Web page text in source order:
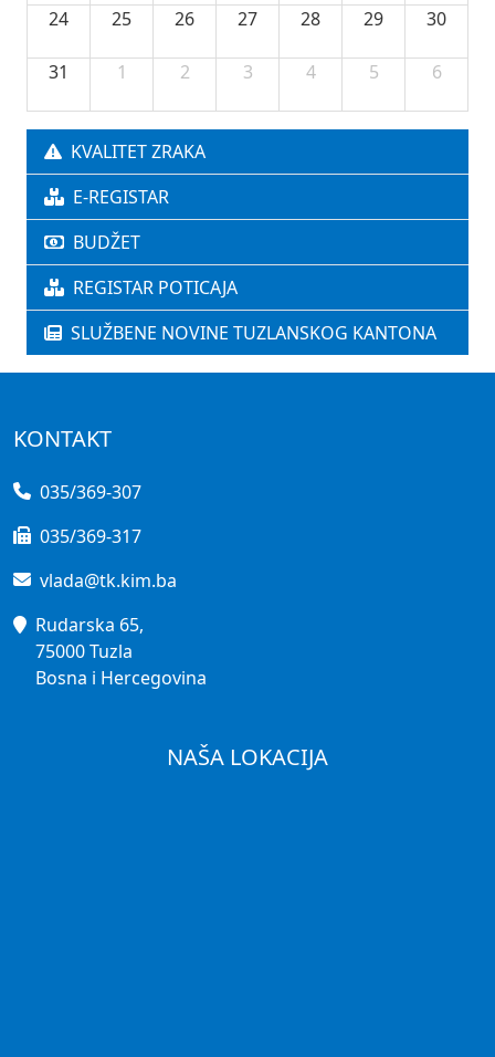
24 25 26 27 28 29 30
31 1 2 3 4 5 6
KVALITET ZRAKA
E-REGISTAR
BUDŽET
REGISTAR POTICAJA
SLUŽBENE NOVINE TUZLANSKOG KANTONA
KONTAKT
035/369-307
035/369-317
vlada@tk.kim.ba
Rudarska 65,
75000 Tuzla
Bosna i Hercegovina
NAŠA LOKACIJA